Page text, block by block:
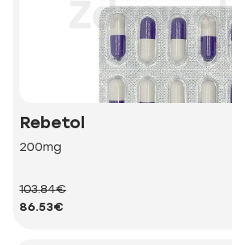
Rebetol
200mg
103.84€
86.53€